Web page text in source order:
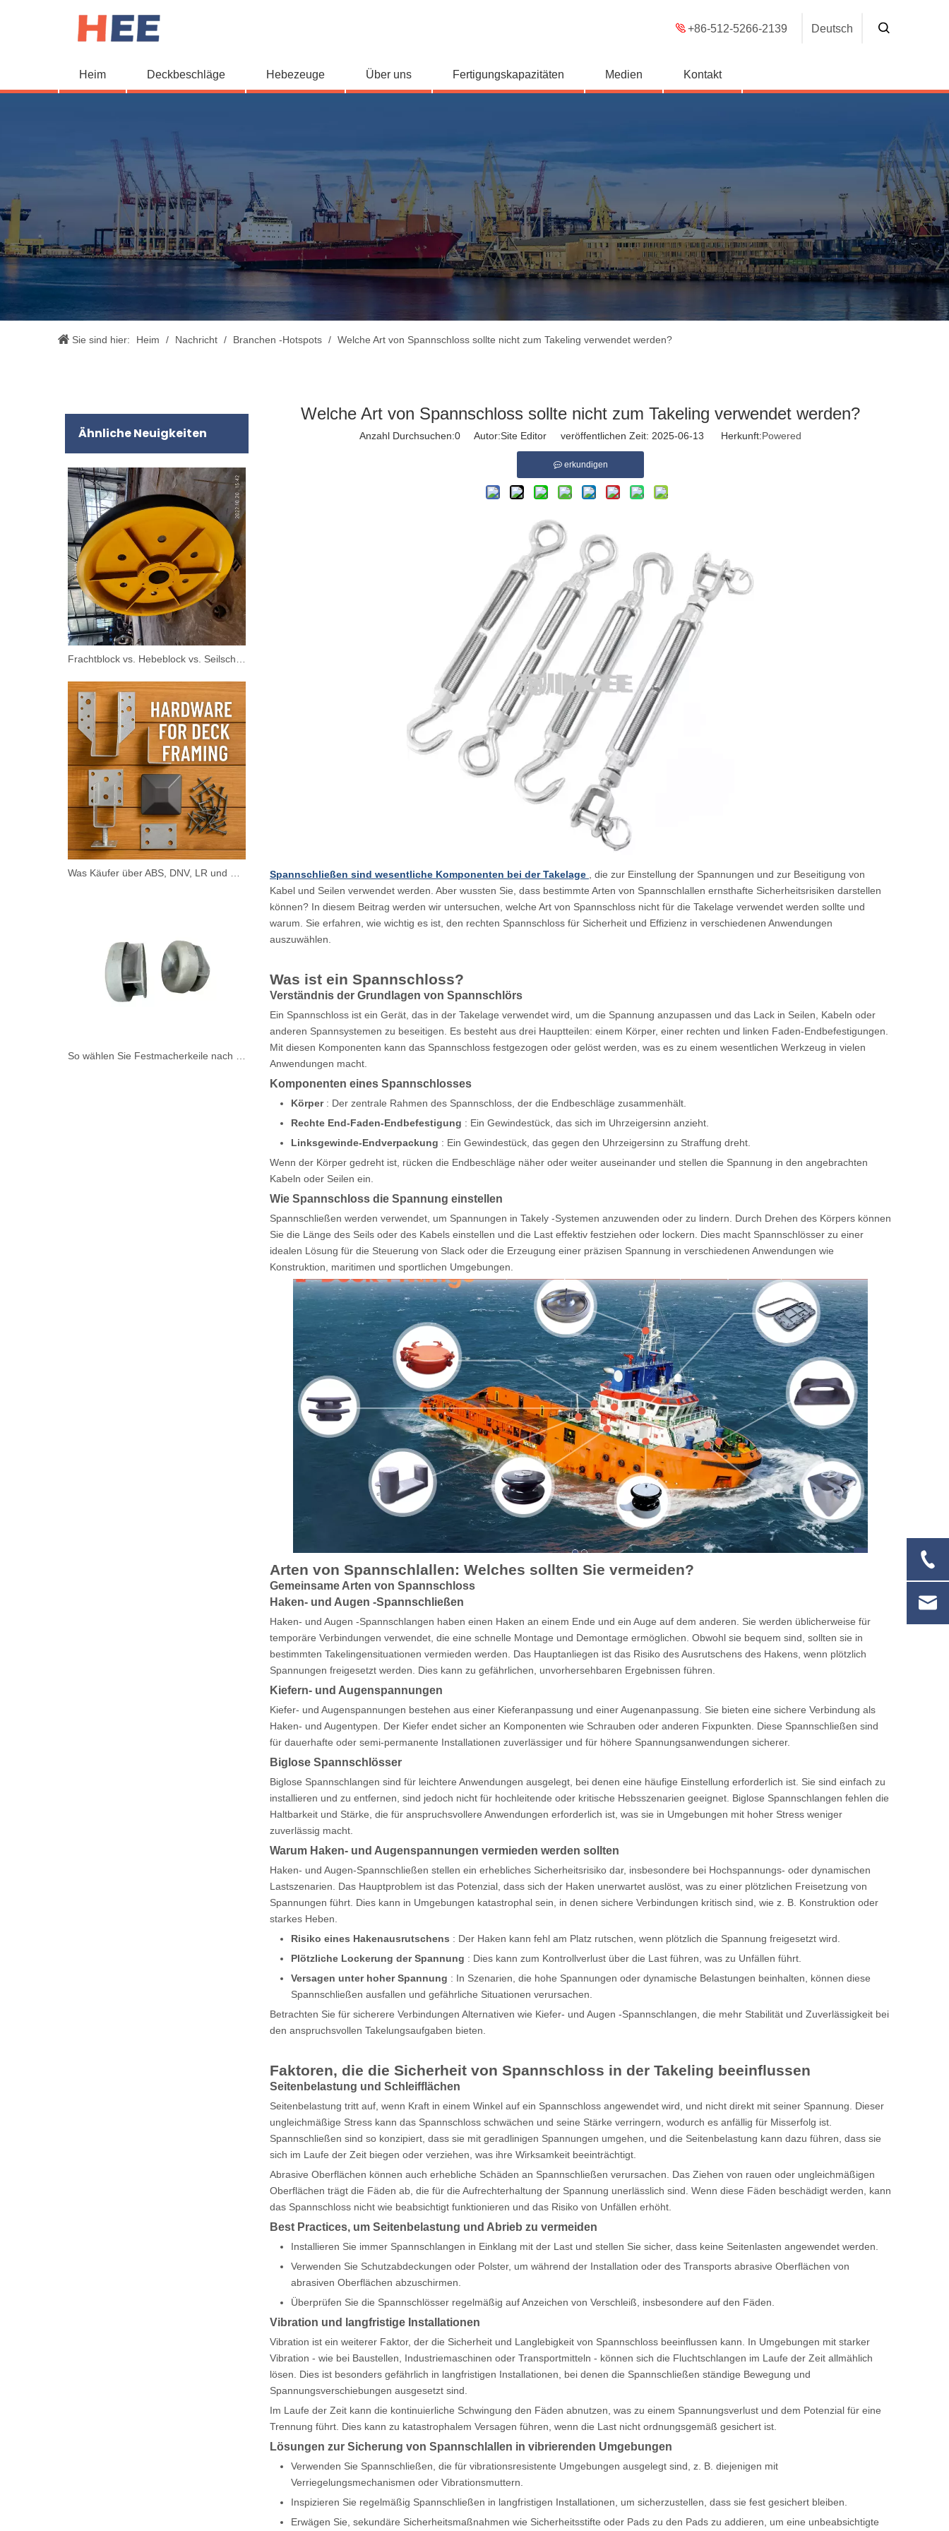
+86-512-5266-2139 Deutsch
Heim Deckbeschläge Hebezeuge Über uns Fertigungskapazitäten Medien Kontakt
Sie sind hier: Heim / Nachricht / Branchen -Hotspots / Welche Art von Spannschloss sollte nicht zum Takeling verwendet werden?
Ähnliche Neuigkeiten
Welche Art von Spannschloss sollte nicht zum Takeling verwendet werden?
Anzahl Durchsuchen:0 Autor:Site Editor veröffentlichen Zeit: 2025-06-13 Herkunft:Powered
erkundigen
Spannschließen sind wesentliche Komponenten bei der Takelage
, die zur Einstellung der Spannungen und zur Beseitigung von
Kabel und Seilen verwendet werden. Aber wussten Sie, dass bestimmte Arten von Spannschlallen ernsthafte Sicherheitsrisiken darstellen
können? In diesem Beitrag werden wir untersuchen, welche Art von Spannschloss nicht für die Takelage verwendet werden sollte und
warum. Sie erfahren, wie wichtig es ist, den rechten Spannschloss für Sicherheit und Effizienz in verschiedenen Anwendungen
auszuwählen.
Was ist ein Spannschloss?
Verständnis der Grundlagen von Spannschlörs
Ein Spannschloss ist ein Gerät, das in der Takelage verwendet wird, um die Spannung anzupassen und das Lack in Seilen, Kabeln oder
anderen Spannsystemen zu beseitigen. Es besteht aus drei Hauptteilen: einem Körper, einer rechten und linken Faden-Endbefestigungen.
Mit diesen Komponenten kann das Spannschloss festgezogen oder gelöst werden, was es zu einem wesentlichen Werkzeug in vielen
Anwendungen macht.
Komponenten eines Spannschlosses
Körper : Der zentrale Rahmen des Spannschloss, der die Endbeschläge zusammenhält.
Rechte End-Faden-Endbefestigung : Ein Gewindestück, das sich im Uhrzeigersinn anzieht.
Linksgewinde-Endverpackung : Ein Gewindestück, das gegen den Uhrzeigersinn zu Straffung dreht.
Wenn der Körper gedreht ist, rücken die Endbeschläge näher oder weiter auseinander und stellen die Spannung in den angebrachten
Kabeln oder Seilen ein.
Wie Spannschloss die Spannung einstellen
Spannschließen werden verwendet, um Spannungen in Takely -Systemen anzuwenden oder zu lindern. Durch Drehen des Körpers können
Sie die Länge des Seils oder des Kabels einstellen und die Last effektiv festziehen oder lockern. Dies macht Spannschlösser zu einer
idealen Lösung für die Steuerung von Slack oder die Erzeugung einer präzisen Spannung in verschiedenen Anwendungen wie
Konstruktion, maritimen und sportlichen Umgebungen.
Arten von Spannschlallen: Welches sollten Sie vermeiden?
Gemeinsame Arten von Spannschloss
Haken- und Augen -Spannschließen
Haken- und Augen -Spannschlangen haben einen Haken an einem Ende und ein Auge auf dem anderen. Sie werden üblicherweise für
temporäre Verbindungen verwendet, die eine schnelle Montage und Demontage ermöglichen. Obwohl sie bequem sind, sollten sie in
bestimmten Takelingensituationen vermieden werden. Das Hauptanliegen ist das Risiko des Ausrutschens des Hakens, wenn plötzlich
Spannungen freigesetzt werden. Dies kann zu gefährlichen, unvorhersehbaren Ergebnissen führen.
Kiefern- und Augenspannungen
Kiefer- und Augenspannungen bestehen aus einer Kieferanpassung und einer Augenanpassung. Sie bieten eine sichere Verbindung als
Haken- und Augentypen. Der Kiefer endet sicher an Komponenten wie Schrauben oder anderen Fixpunkten. Diese Spannschließen sind
für dauerhafte oder semi-permanente Installationen zuverlässiger und für höhere Spannungsanwendungen sicherer.
Biglose Spannschlösser
Biglose Spannschlangen sind für leichtere Anwendungen ausgelegt, bei denen eine häufige Einstellung erforderlich ist. Sie sind einfach zu
installieren und zu entfernen, sind jedoch nicht für hochleitende oder kritische Hebsszenarien geeignet. Biglose Spannschlangen fehlen die
Haltbarkeit und Stärke, die für anspruchsvollere Anwendungen erforderlich ist, was sie in Umgebungen mit hoher Stress weniger
zuverlässig macht.
Warum Haken- und Augenspannungen vermieden werden sollten
Haken- und Augen-Spannschließen stellen ein erhebliches Sicherheitsrisiko dar, insbesondere bei Hochspannungs- oder dynamischen
Lastszenarien. Das Hauptproblem ist das Potenzial, dass sich der Haken unerwartet auslöst, was zu einer plötzlichen Freisetzung von
Spannungen führt. Dies kann in Umgebungen katastrophal sein, in denen sichere Verbindungen kritisch sind, wie z. B. Konstruktion oder
starkes Heben.
Risiko eines Hakenausrutschens : Der Haken kann fehl am Platz rutschen, wenn plötzlich die Spannung freigesetzt wird.
Plötzliche Lockerung der Spannung : Dies kann zum Kontrollverlust über die Last führen, was zu Unfällen führt.
Versagen unter hoher Spannung : In Szenarien, die hohe Spannungen oder dynamische Belastungen beinhalten, können diese
Spannschließen ausfallen und gefährliche Situationen verursachen.
Betrachten Sie für sicherere Verbindungen Alternativen wie Kiefer- und Augen -Spannschlangen, die mehr Stabilität und Zuverlässigkeit bei
den anspruchsvollen Takelungsaufgaben bieten.
Faktoren, die die Sicherheit von Spannschloss in der Takeling beeinflussen
Seitenbelastung und Schleifflächen
Seitenbelastung tritt auf, wenn Kraft in einem Winkel auf ein Spannschloss angewendet wird, und nicht direkt mit seiner Spannung. Dieser
ungleichmäßige Stress kann das Spannschloss schwächen und seine Stärke verringern, wodurch es anfällig für Misserfolg ist.
Spannschließen sind so konzipiert, dass sie mit geradlinigen Spannungen umgehen, und die Seitenbelastung kann dazu führen, dass sie
sich im Laufe der Zeit biegen oder verziehen, was ihre Wirksamkeit beeinträchtigt.
Abrasive Oberflächen können auch erhebliche Schäden an Spannschließen verursachen. Das Ziehen von rauen oder ungleichmäßigen
Oberflächen trägt die Fäden ab, die für die Aufrechterhaltung der Spannung unerlässlich sind. Wenn diese Fäden beschädigt werden, kann
das Spannschloss nicht wie beabsichtigt funktionieren und das Risiko von Unfällen erhöht.
Best Practices, um Seitenbelastung und Abrieb zu vermeiden
Installieren Sie immer Spannschlangen in Einklang mit der Last und stellen Sie sicher, dass keine Seitenlasten angewendet werden.
Verwenden Sie Schutzabdeckungen oder Polster, um während der Installation oder des Transports abrasive Oberflächen von
abrasiven Oberflächen abzuschirmen.
Überprüfen Sie die Spannschlösser regelmäßig auf Anzeichen von Verschleiß, insbesondere auf den Fäden.
Vibration und langfristige Installationen
Vibration ist ein weiterer Faktor, der die Sicherheit und Langlebigkeit von Spannschloss beeinflussen kann. In Umgebungen mit starker
Vibration - wie bei Baustellen, Industriemaschinen oder Transportmitteln - können sich die Fluchtschlangen im Laufe der Zeit allmählich
lösen. Dies ist besonders gefährlich in langfristigen Installationen, bei denen die Spannschließen ständige Bewegung und
Spannungsverschiebungen ausgesetzt sind.
Im Laufe der Zeit kann die kontinuierliche Schwingung den Fäden abnutzen, was zu einem Spannungsverlust und dem Potenzial für eine
Trennung führt. Dies kann zu katastrophalem Versagen führen, wenn die Last nicht ordnungsgemäß gesichert ist.
Lösungen zur Sicherung von Spannschlallen in vibrierenden Umgebungen
Verwenden Sie Spannschließen, die für vibrationsresistente Umgebungen ausgelegt sind, z. B. diejenigen mit
Verriegelungsmechanismen oder Vibrationsmuttern.
Inspizieren Sie regelmäßig Spannschließen in langfristigen Installationen, um sicherzustellen, dass sie fest gesichert bleiben.
Erwägen Sie, sekundäre Sicherheitsmaßnahmen wie Sicherheitsstifte oder Pads zu den Pads zu addieren, um eine unbeabsichtigte